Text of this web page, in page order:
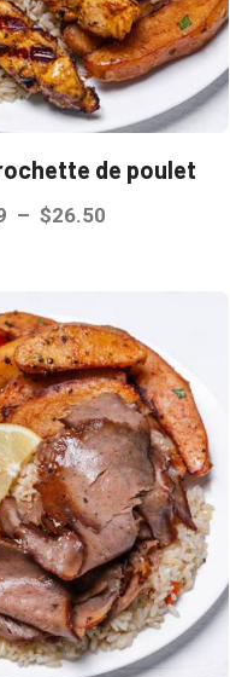
de poulet
– $26.50Plage
à
$26.50
a
plusieurs
variations.
Les
options
peuvent
être
choisies
sur
la
page